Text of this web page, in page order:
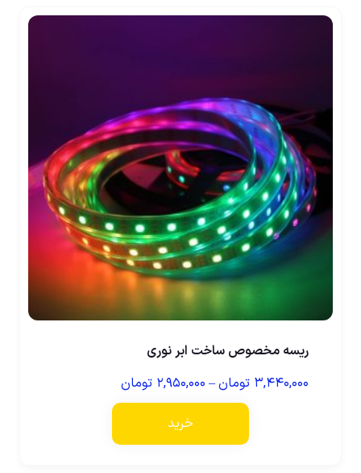
ریسه مخصوص ساخت ابر نوری
۳,۴۴۰,۰۰۰ تومان– ۲,۹۵۰,۰۰۰ تومان
خرید